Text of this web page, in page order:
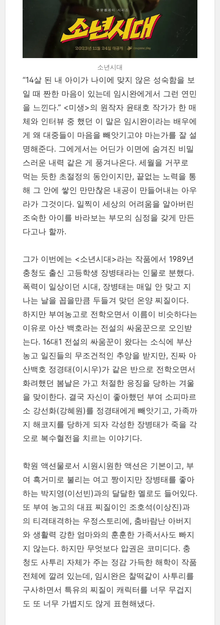
소년시대
“14살 된 내 아이가 나이에 맞지 않은 성숙함을 보
일 때 짠한 마음이 있는데 임시완에게서 그런 연민
을 느낀다.” <미생>의 원작자 윤태호 작가가 한 매
체와 인터뷰 중 했던 이 말은 임시완이라는 배우에
게 왜 대중들이 마음을 빼앗기고야 마는가를 잘 설
명해준다. 그에게서는 어딘가 이면에 숨겨진 비밀
스러운 내력 같은 게 풍겨나온다. 세월을 거꾸로
먹는 듯한 초절정의 동안이지만, 끝없는 노력을 통
해 그 안에 쌓인 만만찮은 내공이 만들어내는 아우
라가 그것이다. 일찍이 세상의 어려움을 알아버린
조숙한 아이를 바라보는 부모의 심정을 갖게 만든
다고나 할까.
그가 이번에는 <소년시대>라는 작품에서 1989년
충청도 출신 고등학생 장병태라는 인물로 분했다.
폭력이 일상이던 시대, 장병태는 매일 안 맞고 지
나는 날을 꼽을만큼 두들겨 맞던 온양 찌질이다.
하지만 부여농고로 전학오면서 이름이 비슷하다는
이유로 아산 백호라는 전설의 싸움꾼으로 오인받
는다. 16대1 전설의 싸움꾼이 왔다는 소식에 부산
농고 일진들의 무조건적인 추앙을 받지만, 진짜 아
산백호 정경태(이시우)가 같은 반으로 전학오면서
화려했던 봄날은 가고 처절한 응징을 당하는 겨울
을 맞이한다. 결국 자신이 좋아했던 부여 소피마르
소 강선화(강혜원)를 정경태에게 빼앗기고, 가족까
지 해코지를 당하게 되자 각성한 장병태가 죽을 각
오로 복수혈전을 치르는 이야기다.
학원 액션물로서 시원시원한 액션은 기본이고, 부
여 흑거미로 불리는 여고 짱이지만 장병태를 좋아
하는 박지영(이선빈)과의 달달한 멜로도 들어있다.
또 부여 농고의 대표 찌질이인 조호석(이상진)과
의 티격태격하는 우정스토리에, 춤바람난 아버지
와 생활력 강한 엄마와의 훈훈한 가족서사도 빠지
지 않는다. 하지만 무엇보다 압권은 코미디다. 충
청도 사투리 자체가 주는 정감 가득한 해학이 작품
전체에 깔려 있는데, 임시완은 찰떡같이 사투리를
구사하면서 특유의 찌질이 캐릭터를 너무 무겁지
도 또 너무 가볍지도 않게 표현해냈다.